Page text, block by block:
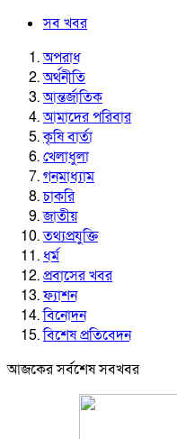
সব খবর
অপরাধ
অর্থনীতি
আন্তর্জাতিক
আমাদের পরিবার
কৃষি বার্তা
খেলাধুলা
গনমাধ্যাম
চাকরি
জাতীয়
তথ্যপ্রযুক্তি
ধর্ম
প্রবাসের খবর
ফ্যাশন
বিনোদন
বিশেষ প্রতিবেদন
আজকের সর্বশেষ সবখবর